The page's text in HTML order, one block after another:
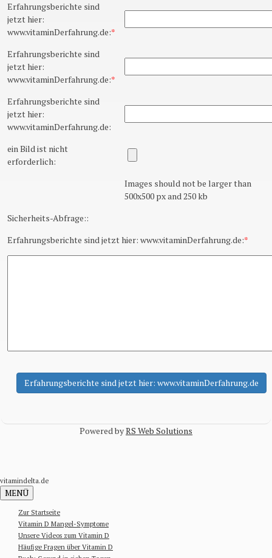
Erfahrungsberichte sind
jetzt hier:
www.vitaminDerfahrung.de:*
Erfahrungsberichte sind
jetzt hier:
www.vitaminDerfahrung.de:*
Erfahrungsberichte sind
jetzt hier:
www.vitaminDerfahrung.de:
ein Bild ist nicht
erforderlich:
Images should not be larger than
500x500 px and 250 kb
Sicherheits-Abfrage::
Erfahrungsberichte sind jetzt hier: www.vitaminDerfahrung.de:*
Powered byRS Web Solutions
vitamindelta.de
MENÜ
Zur Startseite
Vitamin D Mangel-Symptome
Unsere Videos zum Vitamin D
Häufige Fragen über Vitamin D